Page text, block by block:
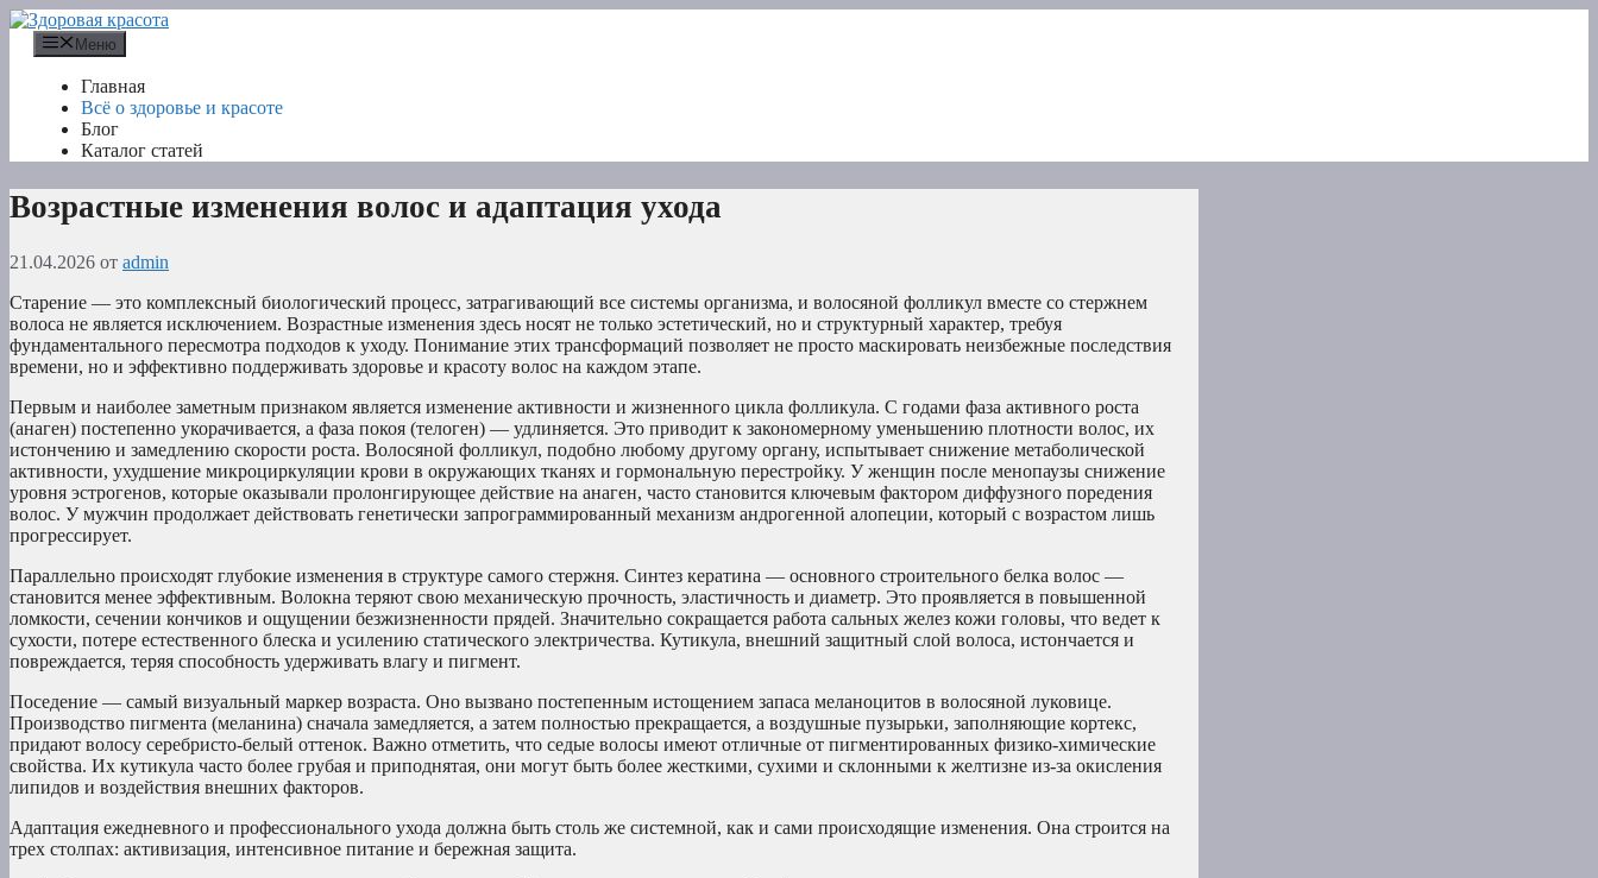
Перейти
содержимому
Меню
Главная
Всё о здоровье и красоте
Блог
Каталог статей
Возрастные изменения волос и адаптация ухода
21.04.2026 от admin
Старение — это комплексный биологический процесс, затрагивающий все системы организма, и волосяной фолликул вместе со стержнем
волоса не является исключением. Возрастные изменения здесь носят не только эстетический, но и структурный характер, требуя
фундаментального пересмотра подходов к уходу. Понимание этих трансформаций позволяет не просто маскировать неизбежные последствия
времени, но и эффективно поддерживать здоровье и красоту волос на каждом этапе.
Первым и наиболее заметным признаком является изменение активности и жизненного цикла фолликула. С годами фаза активного роста
(анаген) постепенно укорачивается, а фаза покоя (телоген) — удлиняется. Это приводит к закономерному уменьшению плотности волос, их
истончению и замедлению скорости роста. Волосяной фолликул, подобно любому другому органу, испытывает снижение метаболической
активности, ухудшение микроциркуляции крови в окружающих тканях и гормональную перестройку. У женщин после менопаузы снижение
уровня эстрогенов, которые оказывали пролонгирующее действие на анаген, часто становится ключевым фактором диффузного поредения
волос. У мужчин продолжает действовать генетически запрограммированный механизм андрогенной алопеции, который с возрастом лишь
прогрессирует.
Параллельно происходят глубокие изменения в структуре самого стержня. Синтез кератина — основного строительного белка волос —
становится менее эффективным. Волокна теряют свою механическую прочность, эластичность и диаметр. Это проявляется в повышенной
ломкости, сечении кончиков и ощущении безжизненности прядей. Значительно сокращается работа сальных желез кожи головы, что ведет к
сухости, потере естественного блеска и усилению статического электричества. Кутикула, внешний защитный слой волоса, истончается и
повреждается, теряя способность удерживать влагу и пигмент.
Поседение — самый визуальный маркер возраста. Оно вызвано постепенным истощением запаса меланоцитов в волосяной луковице.
Производство пигмента (меланина) сначала замедляется, а затем полностью прекращается, а воздушные пузырьки, заполняющие кортекс,
придают волосу серебристо-белый оттенок. Важно отметить, что седые волосы имеют отличные от пигментированных физико-химические
свойства. Их кутикула часто более грубая и приподнятая, они могут быть более жесткими, сухими и склонными к желтизне из-за окисления
липидов и воздействия внешних факторов.
Адаптация ежедневного и профессионального ухода должна быть столь же системной, как и сами происходящие изменения. Она строится на
трех столпах: активизация, интенсивное питание и бережная защита.